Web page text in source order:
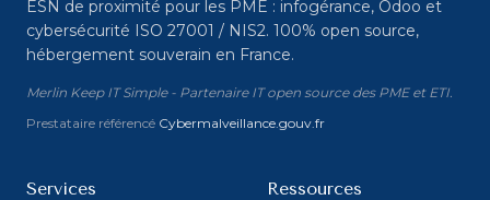
ESN de proximité pour les PME : infogérance, Odoo et
cybersécurité ISO 27001 / NIS2. 100% open source,
hébergement souverain en France.
Merlin Keep IT Simple - Partenaire IT open source des PME et ETI.
Prestataire référencé Cybermalveillance.gouv.fr
Services Ressources